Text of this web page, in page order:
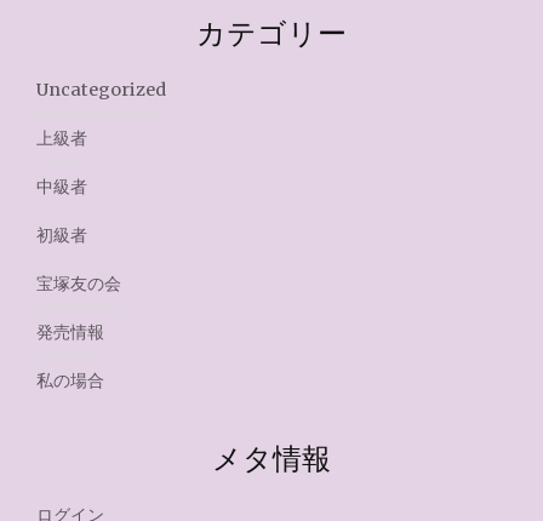
カテゴリー
Uncategorized
上級者
中級者
初級者
宝塚友の会
発売情報
私の場合
メタ情報
ログイン